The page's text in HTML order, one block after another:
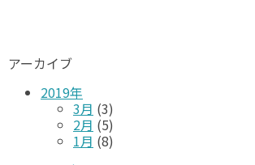
アーカイブ
2019年
3月 (3)
2月 (5)
1月 (8)